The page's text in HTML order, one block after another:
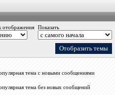
отображения Показать
тема с новыми сообщениями
тема без новых сообщений